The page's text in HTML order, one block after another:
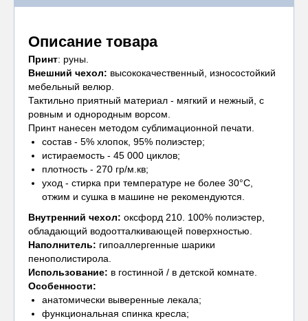
Описание товара
Принт: руны.
Внешний чехол: высококачественный, износостойкий
мебельный велюр.
Тактильно приятный материал - мягкий и нежный, с
ровным и однородным ворсом.
Принт нанесен методом сублимационной печати.
состав - 5% хлопок, 95% полиэстер;
истираемость - 45 000 циклов;
плотность - 270 гр/м.кв;
уход - стирка при температуре не более 30°С,
отжим и сушка в машине не рекомендуются.
Внутренний чехол: оксфорд 210. 100% полиэстер,
обладающий водоотталкивающей поверхностью.
Наполнитель: гипоаллергенные шарики
пенополистирола.
Использование: в гостинной / в детской комнате.
Особенности:
анатомически выверенные лекала;
функциональная спинка кресла;